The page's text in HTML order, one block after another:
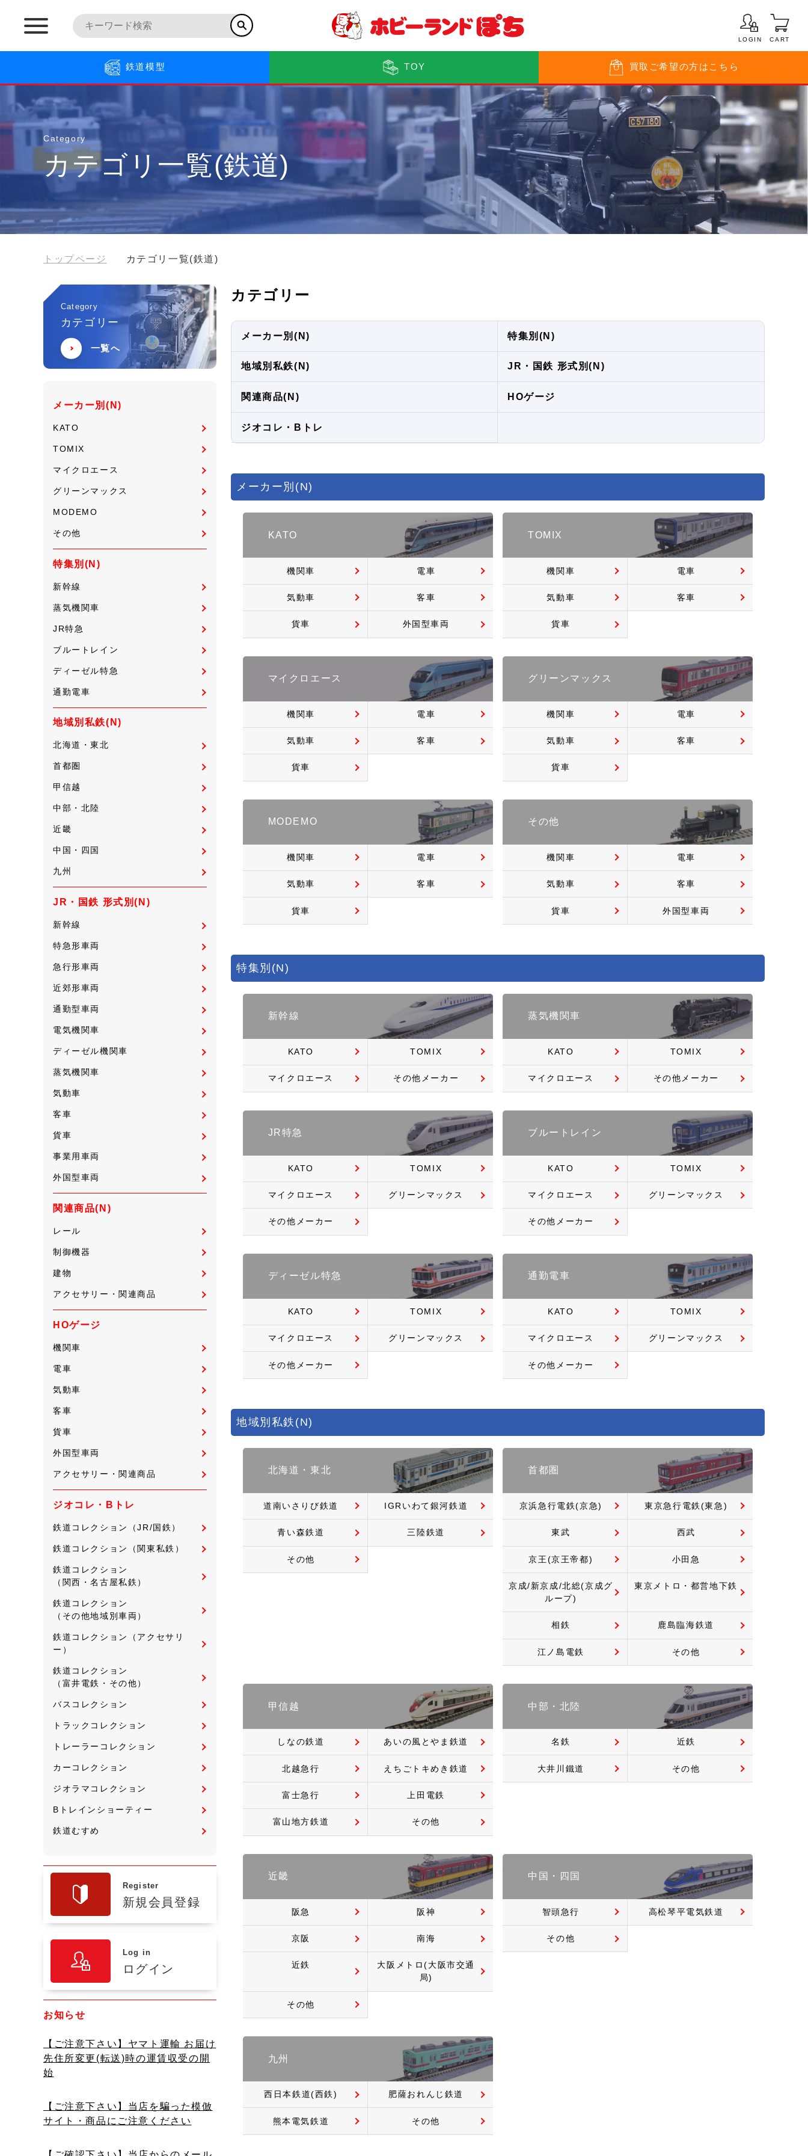
LOGIN CART
鉄道模型 TOY 買取 ご希望の方はこちら
Category
カテゴリ一覧(鉄道)
トップページ カテゴリ一覧(鉄道)
Category
カテゴリー
一覧へ
メーカー別(N)
KATO
TOMIX
マイクロエース
グリーンマックス
MODEMO
その他
特集別(N)
新幹線
蒸気機関車
JR特急
ブルートレイン
ディーゼル特急
通勤電車
地域別私鉄(N)
北海道・東北
首都圏
甲信越
中部・北陸
近畿
中国・四国
九州
JR・国鉄 形式別(N)
新幹線
特急形車両
急行形車両
近郊形車両
通勤型車両
電気機関車
ディーゼル機関車
蒸気機関車
気動車
客車
貨車
事業用車両
外国型車両
関連商品(N)
レール
制御機器
建物
アクセサリー・関連商品
HOゲージ
機関車
電車
気動車
客車
貨車
外国型車両
アクセサリー・関連商品
ジオコレ・Bトレ
鉄道コレクション（JR/国鉄）
鉄道コレクション（関東私鉄）
鉄道コレクション
（関西・名古屋私鉄）
鉄道コレクション
（その他地域別車両）
鉄道コレクション（アクセサリ
ー）
鉄道コレクション
（富井電鉄・その他）
バスコレクション
トラックコレクション
トレーラーコレクション
カーコレクション
ジオラマコレクション
Bトレインショーティー
鉄道むすめ
Register
新規会員登録
Log in
ログイン
お知らせ
【ご注意下さい】ヤマト運輸 お届け
先住所変更(転送)時の運賃収受の開
始
【ご注意下さい】当店を騙った模倣
サイト・商品にご注意ください
カテゴリー
メーカー別(N) 特集別(N)
地域別私鉄(N) JR・国鉄 形式別(N)
関連商品(N) HOゲージ
ジオコレ・Bトレ
メーカー別(N)
KATO
機関車 電車
気動車 客車
貨車 外国型車両
TOMIX
機関車 電車
気動車 客車
貨車
マイクロエース
機関車 電車
気動車 客車
貨車
グリーンマックス
機関車 電車
気動車 客車
貨車
MODEMO
機関車 電車
気動車 客車
貨車
その他
機関車 電車
気動車 客車
貨車 外国型車両
特集別(N)
新幹線
KATO TOMIX
マイクロエース その他メーカー
蒸気機関車
KATO TOMIX
マイクロエース その他メーカー
JR特急
KATO TOMIX
マイクロエース グリーンマックス
その他メーカー
ブルートレイン
KATO TOMIX
マイクロエース グリーンマックス
その他メーカー
ディーゼル特急
KATO TOMIX
マイクロエース グリーンマックス
その他メーカー
通勤電車
KATO TOMIX
マイクロエース グリーンマックス
その他メーカー
地域別私鉄(N)
北海道・東北
道南いさりび鉄道 IGRいわて銀河鉄道
青い森鉄道 三陸鉄道
その他
首都圏
京浜急行電鉄(京急) 東京急行電鉄(東急)
東武 西武
京王(京王帝都) 小田急
京成/新京成/北総(京成グ
ループ)
東京メトロ・都営地下鉄
相鉄 鹿島臨海鉄道
江ノ島電鉄 その他
甲信越
しなの鉄道 あいの風とやま鉄道
北越急行 えちごトキめき鉄道
富士急行 上田電鉄
富山地方鉄道 その他
中部・北陸
名鉄 近鉄
大井川鐵道 その他
近畿
阪急 阪神
京阪 南海
近鉄
大阪メトロ(大阪市交通
局)
その他
中国・四国
智頭急行 高松琴平電気鉄道
その他
九州
西日本鉄道(西鉄) 肥薩おれんじ鉄道
熊本電気鉄道 その他